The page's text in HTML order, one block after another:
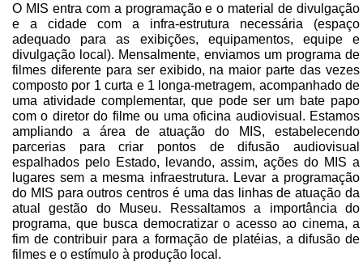
O MIS entra com a programação e o material de divulgação
e a cidade com a infra-estrutura necessária (espaço
adequado para as exibições, equipamentos, equipe e
divulgação local). Mensalmente, enviamos um programa de
filmes diferente para ser exibido, na maior parte das vezes
composto por 1 curta e 1 longa-metragem, acompanhado de
uma atividade complementar, que pode ser um bate papo
com o diretor do filme ou uma oficina audiovisual. Estamos
ampliando a área de atuação do MIS, estabelecendo
parcerias para criar pontos de difusão audiovisual
espalhados pelo Estado, levando, assim, ações do MIS a
lugares sem a mesma infraestrutura. Levar a programação
do MIS para outros centros é uma das linhas de atuação da
atual gestão do Museu. Ressaltamos a importância do
programa, que busca democratizar o acesso ao cinema, a
fim de contribuir para a formação de platéias, a difusão de
filmes e o estímulo à produção local.